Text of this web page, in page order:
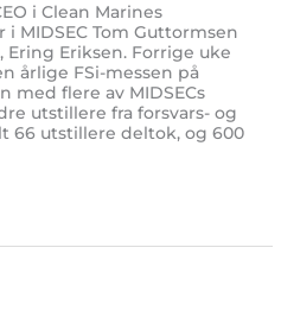
i Clean Marines
MIDSEC Tom Guttormsen
Ering Eriksen. Forrige uke
årlige FSi-messen på
med flere av MIDSECs
utstillere fra forsvars- og
66 utstillere deltok, og 600